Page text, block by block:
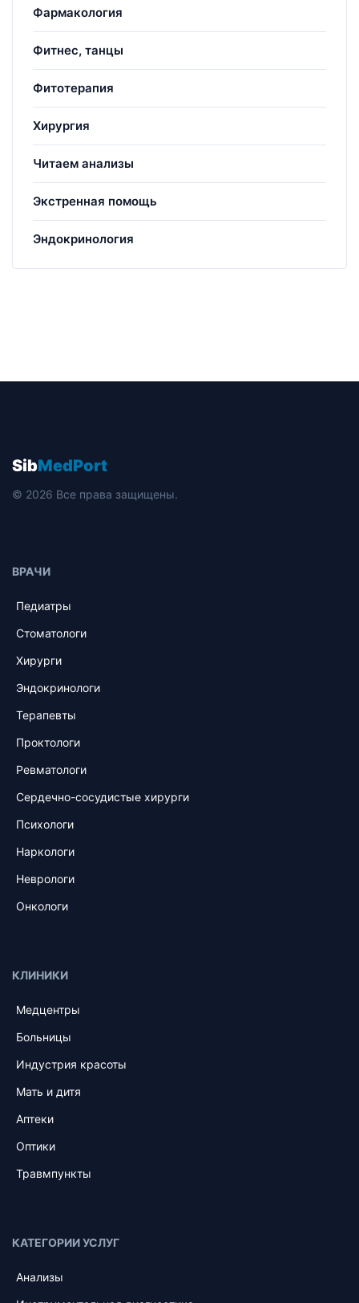
Фармакология
Фитнес, танцы
Фитотерапия
Хирургия
Читаем анализы
Экстренная помощь
Эндокринология
SibMedPort
© 2026 Все права защищены.
ВРАЧИ
Педиатры
Стоматологи
Хирурги
Эндокринологи
Терапевты
Проктологи
Ревматологи
Сердечно-сосудистые хирурги
Психологи
Наркологи
Неврологи
Онкологи
КЛИНИКИ
Медцентры
Больницы
Индустрия красоты
Мать и дитя
Аптеки
Оптики
Травмпункты
КАТЕГОРИИ УСЛУГ
Анализы